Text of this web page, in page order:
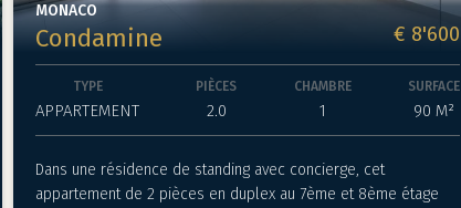
MONACO
Condamine € 8'600
TYPE
APPARTEMENT
PIÈCES
2.0
CHAMBRE
1
SURFACE
90 M²
Dans une résidence de standing avec concierge, cet
appartement de 2 pièces en duplex au 7ème et 8ème étage